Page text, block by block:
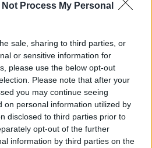
Not Process My Personal
sale, sharing to third parties, or
or sensitive information for
please use the below opt-out
Please note that after your
you may continue seeing
on personal information utilized by
disclosed to third parties prior to
opt-out of the further
information by third parties on the
τα πειθαρχικά